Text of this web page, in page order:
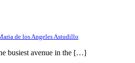
de los Angeles Astudillo
busiest avenue in the […]